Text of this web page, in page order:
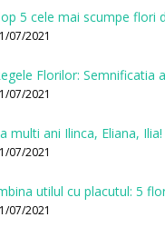
5 cele mai scumpe flori
07/2021
07/2021
07/2021
07/2021